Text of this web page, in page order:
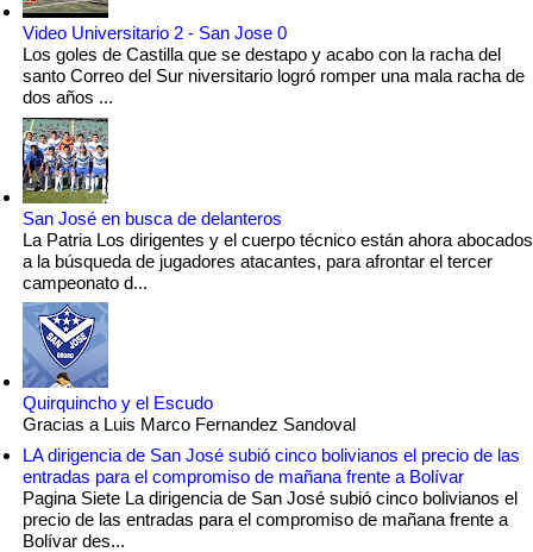
Video Universitario 2 - San Jose 0
Los goles de Castilla que se destapo y acabo con la racha del
santo Correo del Sur niversitario logró romper una mala racha de
dos años ...
San José en busca de delanteros
La Patria Los dirigentes y el cuerpo técnico están ahora abocados
a la búsqueda de jugadores atacantes, para afrontar el tercer
campeonato d...
Quirquincho y el Escudo
Gracias a Luis Marco Fernandez Sandoval
LA dirigencia de San José subió cinco bolivianos el precio de las
entradas para el compromiso de mañana frente a Bolívar
Pagina Siete La dirigencia de San José subió cinco bolivianos el
precio de las entradas para el compromiso de mañana frente a
Bolívar des...